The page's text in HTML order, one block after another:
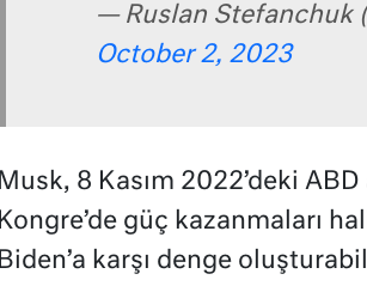
— Ruslan Stefanchuk
October 2, 2023
Musk, 8 Kasım 2022’deki
Kongre’de güç kazanmaları
Biden’a karşı denge